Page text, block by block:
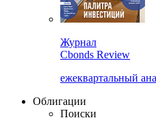
Cbonds Review